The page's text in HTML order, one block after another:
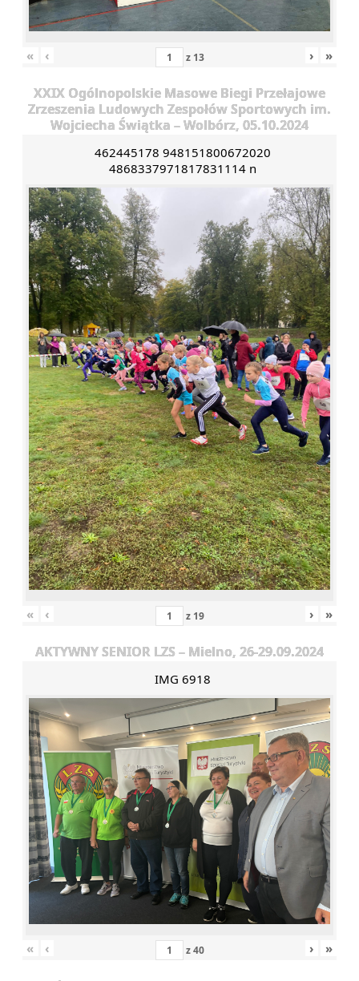
« ‹ z 13 › »
XXIX Ogólnopolskie Masowe Biegi Przełajowe
Zrzeszenia Ludowych Zespołów Sportowych im.
Wojciecha Świątka – Wolbórz, 05.10.2024
462445178 948151800672020
4868337971817831114 n
« ‹ z 19 › »
AKTYWNY SENIOR LZS – Mielno, 26-29.09.2024
IMG 6918
« ‹ z40 › »